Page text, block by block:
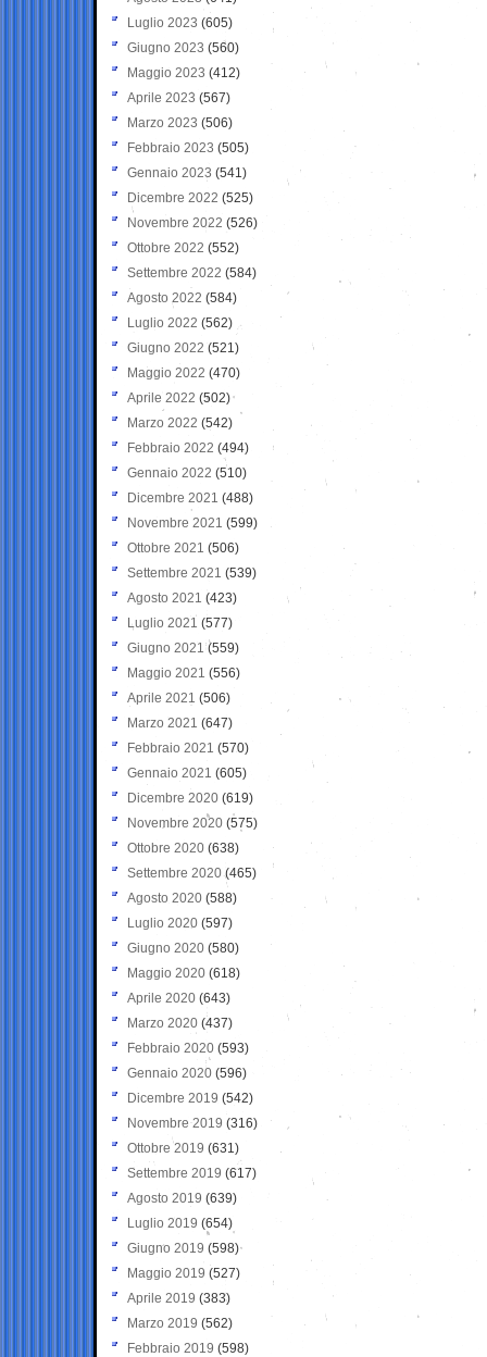
Luglio 2023 (605)
Giugno 2023 (560)
Maggio 2023 (412)
Aprile 2023 (567)
Marzo 2023 (506)
Febbraio 2023 (505)
Gennaio 2023 (541)
Dicembre 2022 (525)
Novembre 2022 (526)
Ottobre 2022 (552)
Settembre 2022 (584)
Agosto 2022 (584)
Luglio 2022 (562)
Giugno 2022 (521)
Maggio 2022 (470)
Aprile 2022 (502)
Marzo 2022 (542)
Febbraio 2022 (494)
Gennaio 2022 (510)
Dicembre 2021 (488)
Novembre 2021 (599)
Ottobre 2021 (506)
Settembre 2021 (539)
Agosto 2021 (423)
Luglio 2021 (577)
Giugno 2021(559)
Maggio 2021 (556)
Aprile 2021 (506)
Marzo 2021 (647)
Febbraio 2021 (570)
Gennaio 2021 (605)
Dicembre 2020 (619)
Novembre 2020 (575)
Ottobre 2020 (638)
Settembre 2020(465)
Agosto 2020 (588)
Luglio 2020 (597)
Giugno 2020 (580)
Maggio 2020 (618)
Aprile 2020 (643)
Marzo 2020 (437)
Febbraio 2020 (593)
Gennaio 2020 (596)
Dicembre 2019 (542)
Novembre 2019 (316)
Ottobre 2019 (631)
Settembre 2019 (617)
Agosto 2019 (639)
Luglio 2019 (654)
Giugno 2019 (598)
Maggio 2019 (527)
Aprile 2019 (383)
Marzo 2019 (562)
Febbraio 2019 (598)